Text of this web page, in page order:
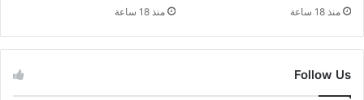
منذ 18 ساعة منذ 18 ساعة
Follow Us